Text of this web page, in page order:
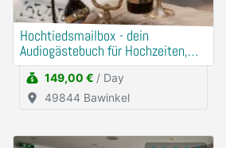
Hochtiedsmailbox - dein
Audiogästebuch für Hochzeiten,
Geburtstage und Events
149,00 € / Day
49844 Bawinkel